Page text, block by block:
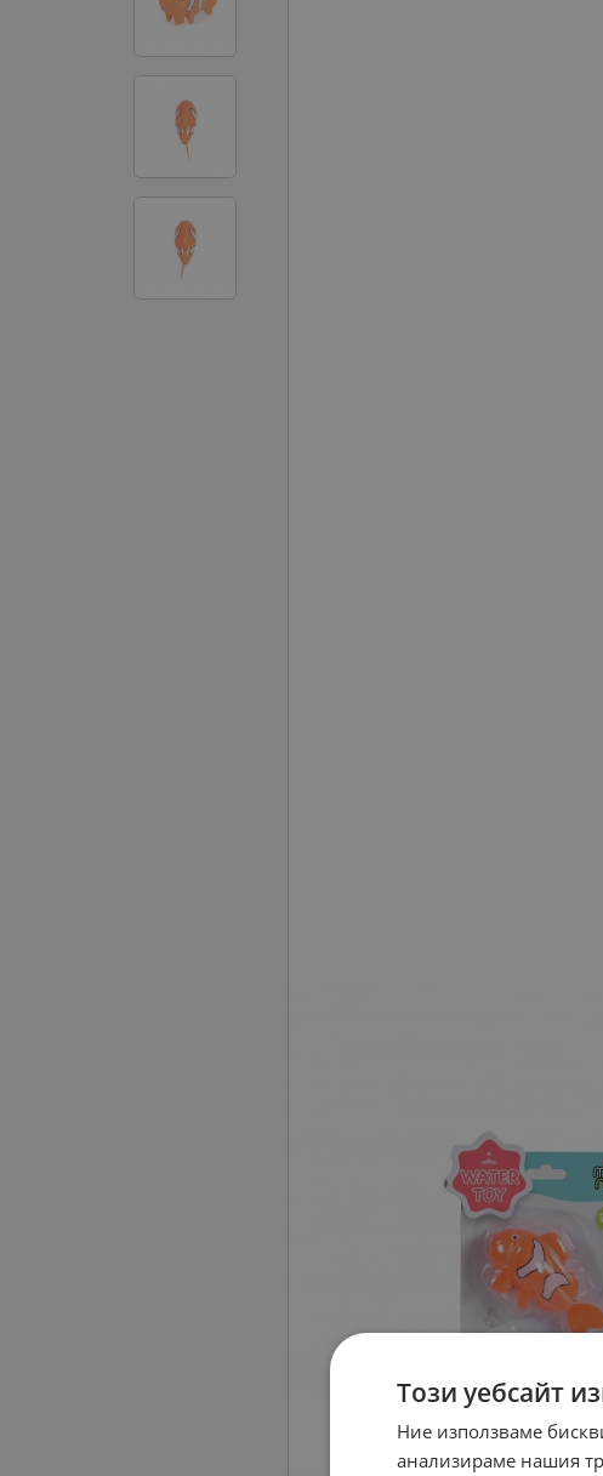
Този уебсайт
Ние използваме
анализираме нашия